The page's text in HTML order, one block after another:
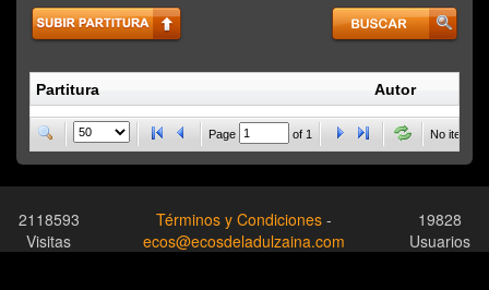
Partitura Autor
Page of 1 No items
2118593
Visitas
Términos y Condiciones -
ecos@ecosdeladulzaina.com
19828
Usuarios